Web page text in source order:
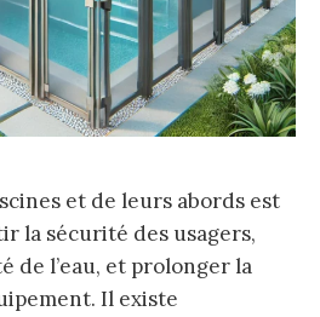
et de leurs abords est
la sécurité des usagers,
de l’eau, et prolonger la
Il existe